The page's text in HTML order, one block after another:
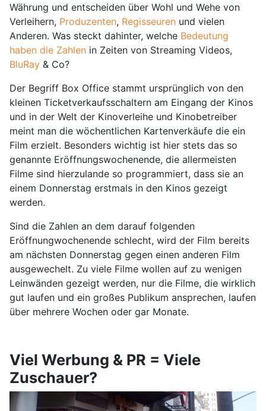
Währung und entscheiden über Wohl und Wehe von
Verleihern, Produzenten, Regisseuren und vielen
Anderen. Was steckt dahinter, welche Bedeutung
haben die Zahlen in Zeiten von Streaming Videos,
BluRay & Co?
Der Begriff Box Office stammt ursprünglich von den
kleinen Ticketverkaufsschaltern am Eingang der Kinos
und in der Welt der Kinoverleihe und Kinobetreiber
meint man die wöchentlichen Kartenverkäufe die ein
Film erzielt. Besonders wichtig ist hier stets das so
genannte Eröffnungswochenende, die allermeisten
Filme sind hierzulande so programmiert, dass sie an
einem Donnerstag erstmals in den Kinos gezeigt
werden.
Sind die Zahlen an dem darauf folgenden
Eröffnungwochenende schlecht, wird der Film bereits
am nächsten Donnerstag gegen einen anderen Film
ausgewechelt. Zu viele Filme wollen auf zu wenigen
Leinwänden gezeigt werden, nur die Filme, die wirklich
gut laufen und ein großes Publikum ansprechen, laufen
über mehrere Wochen oder gar Monate.
Viel Werbung & PR = Viele
Zuschauer?